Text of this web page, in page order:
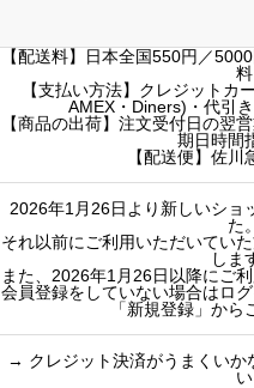
【配送料】日本全国550円／
料
【支払い方法】クレジットカ
AMEX・Diners)・代引
【商品の出荷】注文受付日の翌
期日時間
【配送便】佐
2026年1月26日より新しいショ
た。
それ以前にご利用いただいてい
しま
また、2026年1月26日以降にご
会員登録をしていない場合はロ
「新規登録」から
→ クレジット決済がうまくいか
い